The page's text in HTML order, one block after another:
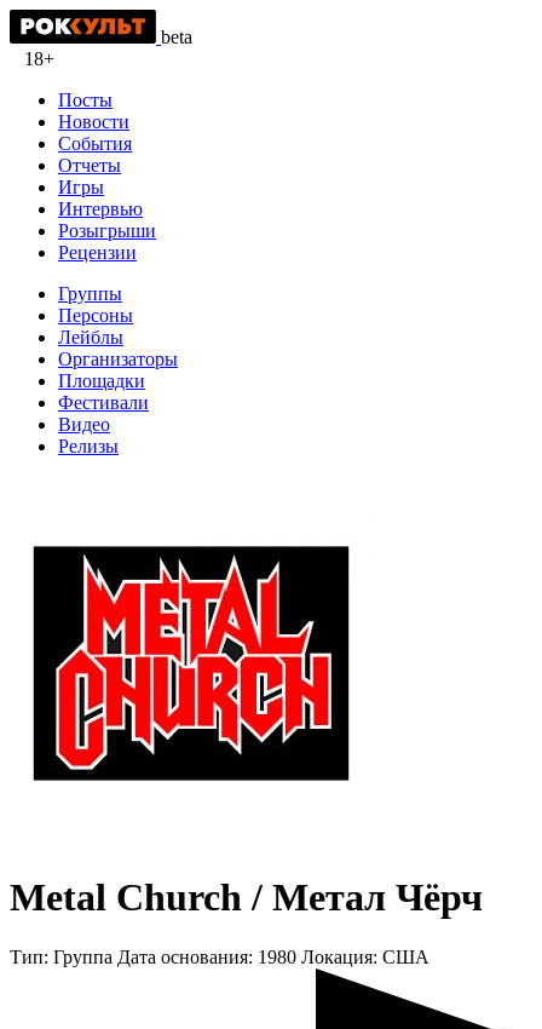
beta
18+
Посты
Новости
События
Отчеты
Игры
Интервью
Розыгрыши
Рецензии
Группы
Персоны
Лейблы
Организаторы
Площадки
Фестивали
Видео
Релизы
Metal Church / Метал Чёрч
Тип: Группа Дата основания: 1980 Локация: CША